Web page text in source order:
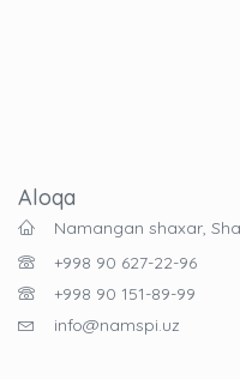
Aloqa
Namangan shaxar,
+998 90 627-22-96
+998 90 151-89-99
info@namspi.uz